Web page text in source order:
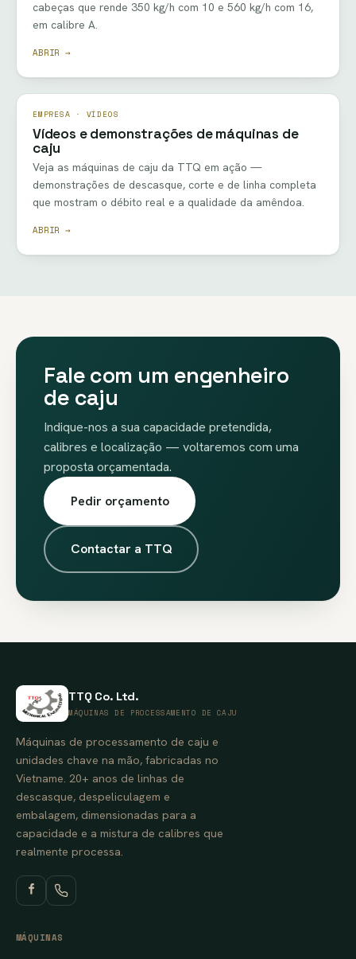
cabeças que rende 350 kg/h com 10 e 560 kg/h com 16,
em calibre A.
ABRIR →
EMPRESA · VÍDEOS
Vídeos e demonstrações de máquinas de
caju
Veja as máquinas de caju da TTQ em ação —
demonstrações de descasque, corte e de linha completa
que mostram o débito real e a qualidade da amêndoa.
ABRIR →
Fale com um engenheiro
de caju
Indique-nos a sua capacidade pretendida,
calibres e localização — voltaremos com uma
proposta orçamentada.
Pedir orçamento
Contactar a TTQ
TTQ Co. Ltd.
MÁQUINAS DE PROCESSAMENTO DE CAJU
Máquinas de processamento de caju e
unidades chave na mão, fabricadas no
Vietname. 20+ anos de linhas de
descasque, despeliculagem e
embalagem, dimensionadas para a
capacidade e a mistura de calibres que
realmente processa.
MÁQUINAS